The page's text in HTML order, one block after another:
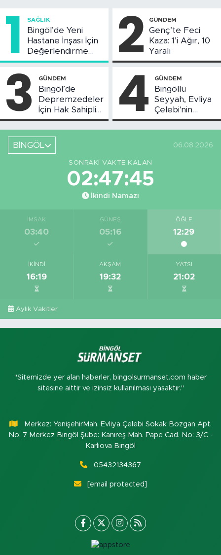
1 SAĞLIK
Bingöl’de Yeni
Hastane İnşası İçin
Değerlendirme
Toplantısı Yapıldı
2 GÜNDEM
Genç’te Feci
Kaza: 1’i Ağır, 10
Yaralı
3 GÜNDEM
Bingöl’de
Depremzedeler
İçin Hak Sahipliği
Askı Süreci
Başladı
4 GÜNDEM
Bingöllü
Seyyah, Evliya
Çelebi'nin
Bahsettiği
Bingöl'deki O
BİNGÖL 06.08.2026
SONRAKI VAKTE KALAN
02:47:44
İkindi Namazı
İMSAK
03:40
GÜNEŞ
05:16
ÖĞLE
12:29
İKINDI
16:19
AKŞAM
19:32
YATSI
21:02
Aylık Vakitler
"Sitemizde yer alan haberler, bingolsurmanset.com haber
sitesine aittir ve izinsiz kullanılması yasaktır."
Merkez: YenişehirMah. Evliya Çelebi Sokak Bozgan Apt.
No: 7 Merkez Bingöl Şube: Kanireş Mah. Pape Cad. No: 3/C -
Karlıova Bingöl
05432134367
[email protected]